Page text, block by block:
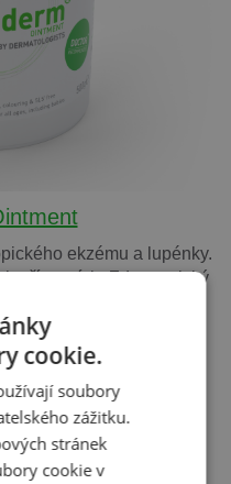
ekzému a lupénky.
příznacích. Zdravotnický
cookie.
soubory
zážitku.
stránek
cookie v